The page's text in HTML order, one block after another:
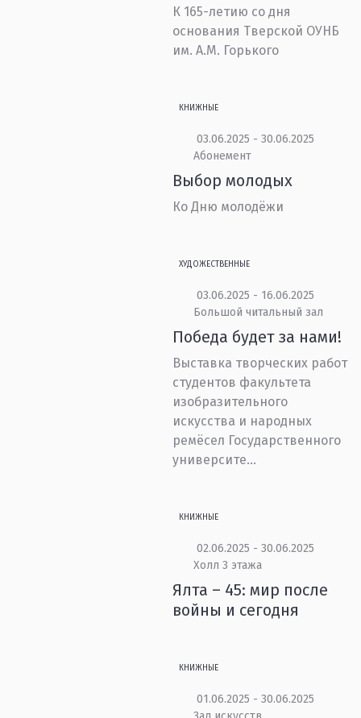
К 165-летию со дня
основания Тверской ОУНБ
им. А.М. Горького
КНИЖНЫЕ
03.06.2025 - 30.06.2025
Абонемент
Выбор молодых
Ко Дню молодёжи
ХУДОЖЕСТВЕННЫЕ
03.06.2025 - 16.06.2025
Большой читальный зал
Победа будет за нами!
Выставка творческих работ
студентов факультета
изобразительного
искусства и народных
ремёсел Государственного
университе...
КНИЖНЫЕ
02.06.2025 - 30.06.2025
Холл 3 этажа
Ялта – 45: мир после
войны и сегодня
КНИЖНЫЕ
01.06.2025 - 30.06.2025